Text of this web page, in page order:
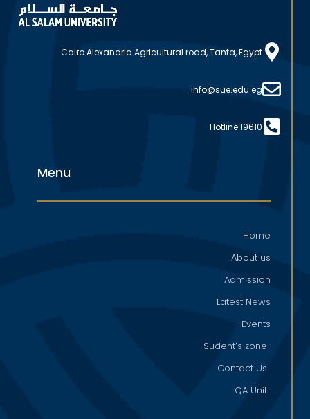
Cairo Alexandria Agricultural road, Tanta, Egypt
info@sue.edu.eg
Hotline 19610
Menu
Home
About us
Admission
Latest News
Events
Sudent’s zone
Contact Us
QA Unit